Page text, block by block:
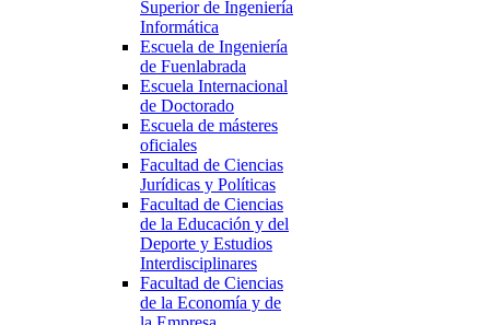
Superior de Ingeniería
Informática
Escuela de Ingeniería
de Fuenlabrada
Escuela Internacional
de Doctorado
Escuela de másteres
oficiales
Facultad de Ciencias
Jurídicas y Políticas
Facultad de Ciencias
de la Educación y del
Deporte y Estudios
Interdisciplinares
Facultad de Ciencias
de la Economía y de